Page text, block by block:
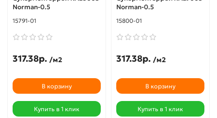
Norman-0.5
15791-01
317.38р. /м2
В корзину
Купить в 1 клик
Norman-0.5
15800-01
317.38р. /м2
В корзину
Купить в 1 клик